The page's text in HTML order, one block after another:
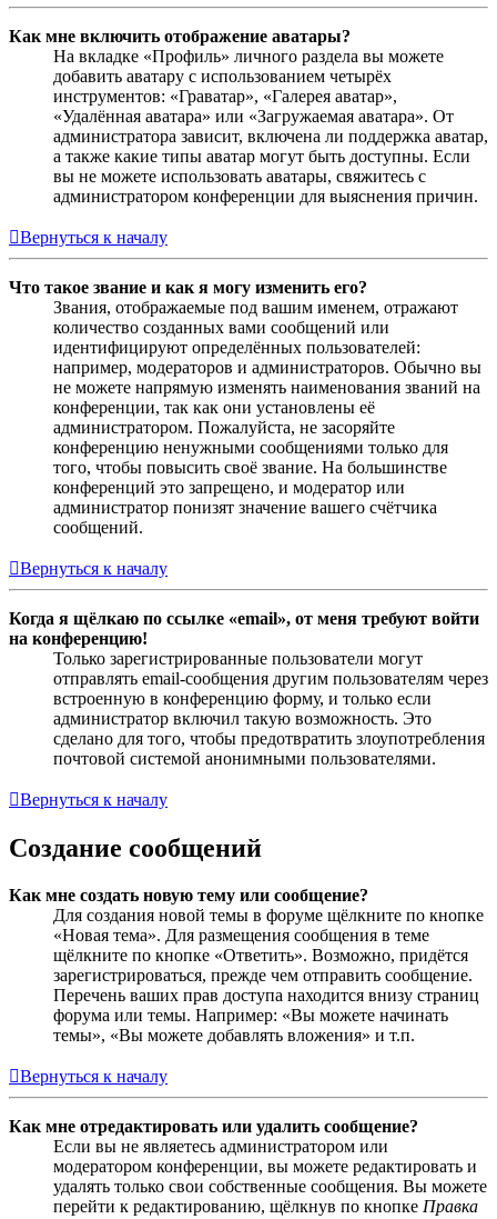
Как мне включить отображение аватары?
На вкладке «Профиль» личного раздела вы можете
добавить аватару с использованием четырёх
инструментов: «Граватар», «Галерея аватар»,
«Удалённая аватара» или «Загружаемая аватара». От
администратора зависит, включена ли поддержка аватар,
а также какие типы аватар могут быть доступны. Если
вы не можете использовать аватары, свяжитесь с
администратором конференции для выяснения причин.
Вернуться к началу
Что такое звание и как я могу изменить его?
Звания, отображаемые под вашим именем, отражают
количество созданных вами сообщений или
идентифицируют определённых пользователей:
например, модераторов и администраторов. Обычно вы
не можете напрямую изменять наименования званий на
конференции, так как они установлены её
администратором. Пожалуйста, не засоряйте
конференцию ненужными сообщениями только для
того, чтобы повысить своё звание. На большинстве
конференций это запрещено, и модератор или
администратор понизят значение вашего счётчика
сообщений.
Вернуться к началу
Когда я щёлкаю по ссылке «email», от меня требуют войти
на конференцию!
Только зарегистрированные пользователи могут
отправлять email-сообщения другим пользователям через
встроенную в конференцию форму, и только если
администратор включил такую возможность. Это
сделано для того, чтобы предотвратить злоупотребления
почтовой системой анонимными пользователями.
Вернуться к началу
Создание сообщений
Как мне создать новую тему или сообщение?
Для создания новой темы в форуме щёлкните по кнопке
«Новая тема». Для размещения сообщения в теме
щёлкните по кнопке «Ответить». Возможно, придётся
зарегистрироваться, прежде чем отправить сообщение.
Перечень ваших прав доступа находится внизу страниц
форума или темы. Например: «Вы можете начинать
темы», «Вы можете добавлять вложения» и т.п.
Вернуться к началу
Как мне отредактировать или удалить сообщение?
Если вы не являетесь администратором или
модератором конференции, вы можете редактировать и
удалять только свои собственные сообщения. Вы можете
перейти к редактированию, щёлкнув по кнопке Правка